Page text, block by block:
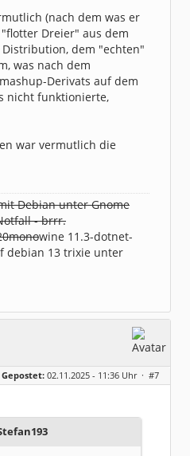
(nach dem was er
Dreier" aus dem
dem "echten"
was nach dem
Derivats auf dem
nicht funktionierte,
war vermutlich die
Debian unter Gnome
- brrr.
wine 11.3-dotnet-
debian 13 trixie unter
Gepostet: 02.11.2025 - 11:36 Uhr · #7